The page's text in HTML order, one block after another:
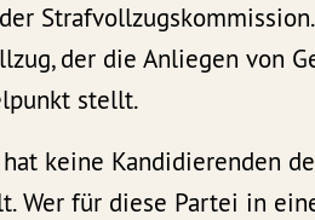
der die Anliegen von
stellt.
keine Kandidierenden
Wer für diese Partei in